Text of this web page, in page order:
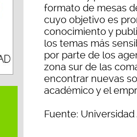
formato de mesas
cuyo objetivo es
conocimiento y
los temas más
por parte de los
zona sur de las
encontrar nuevas
académico y el
Fuente: Universidad